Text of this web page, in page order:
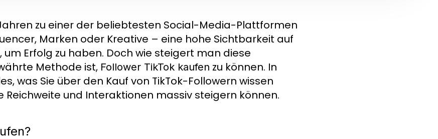
zu einer der beliebtesten Social-Media-Plattformen
Marken oder Kreative – eine hohe Sichtbarkeit auf
Erfolg zu haben. Doch wie steigert man diese
Methode ist, Follower TikTok kaufen zu können. In
was Sie über den Kauf von TikTok-Followern wissen
Reichweite und Interaktionen massiv steigern können.